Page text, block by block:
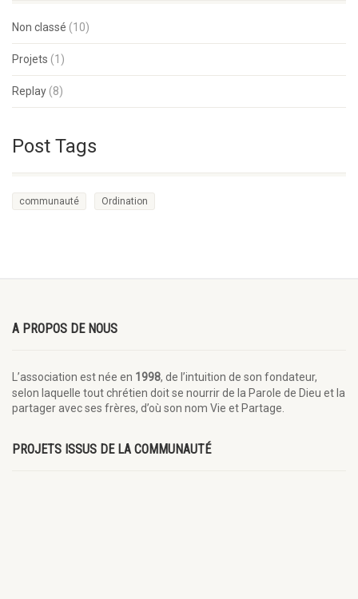
Non classé (10)
Projets (1)
Replay (8)
Post Tags
communauté Ordination
A PROPOS DE NOUS
L’association est née en1998, de l’intuition
Parole de Dieu et la partager avec ses frères, d’où son nom Vie et